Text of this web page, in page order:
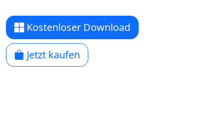
Kostenloser Download
Jetzt kaufen